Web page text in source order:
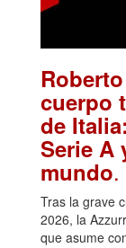
cuerpo
de
Serie A
mundo
Tras la grave
2026, la
que asume